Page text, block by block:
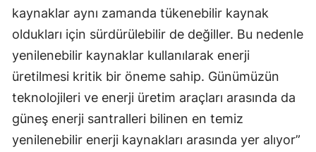
kaynaklar aynı zamanda tükenebilir kaynak
oldukları için sürdürülebilir de değiller. Bu nedenle
yenilenebilir kaynaklar kullanılarak enerji
üretilmesi kritik bir öneme sahip. Günümüzün
teknolojileri ve enerji üretim araçları arasında da
güneş enerji santralleri bilinen en temiz
yenilenebilir enerji kaynakları arasında yer alıyor”